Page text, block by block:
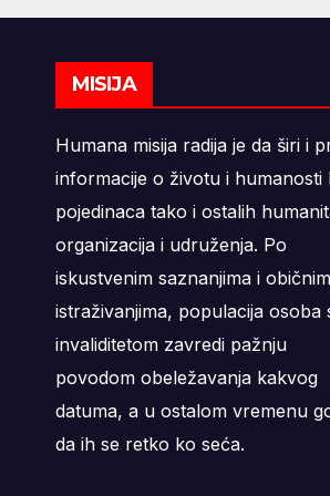
MISIJA
Humana misija radija je da širi i
informacije o životu i humanosti
pojedinaca tako i ostalih
organizacija i udruženja. Po
iskustvenim saznanjima i običnim
istraživanjima, populacija osoba
invaliditetom zavredi pažnju
povodom obeležavanja kakvog
datuma, a u ostalom vremenu
da ih se retko ko seća.